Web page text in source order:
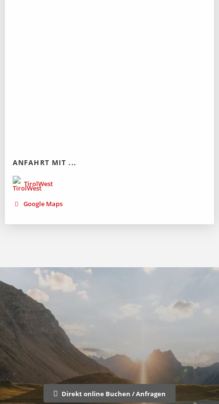
ANFAHRT MIT ...
TirolWest
Google Maps
Direkt online Buchen / Anfragen